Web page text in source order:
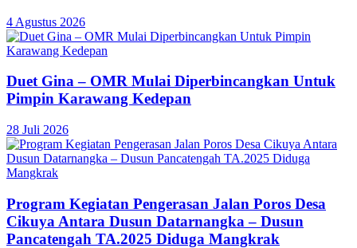
4 Agustus 2026
Duet Gina – OMR Mulai Diperbincangkan Untuk
Pimpin Karawang Kedepan
28 Juli 2026
Program Kegiatan Pengerasan Jalan Poros Desa
Cikuya Antara Dusun Datarnangka – Dusun
Pancatengah TA.2025 Diduga Mangkrak